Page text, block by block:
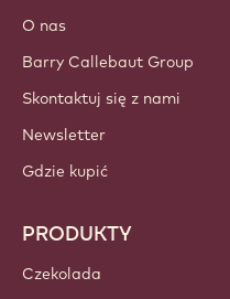
O nas
Barry Callebaut Group
Skontaktuj się z nami
Newsletter
Gdzie kupić
PRODUKTY
Czekolada